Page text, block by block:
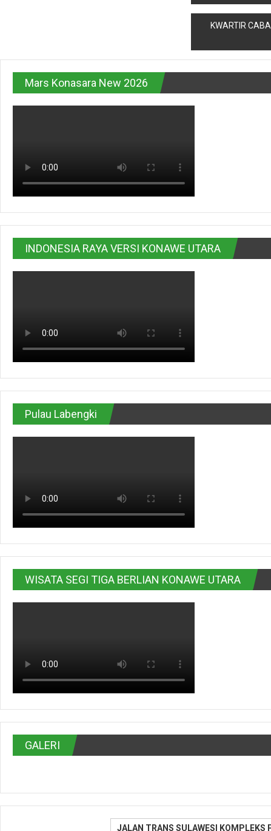
pos
KWARTIR
Mars Konasara New 2026
INDONESIA RAYA VERSI KONAWE UTARA
Pulau Labengki
WISATA SEGI TIGA BERLIAN KONAWE UTARA
GALERI
JALAN TRANS SULAWESI KOMPLEKS